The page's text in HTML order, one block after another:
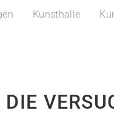
Kunsthalle